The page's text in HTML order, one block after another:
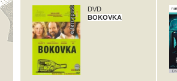
DVD
BOKOVKA